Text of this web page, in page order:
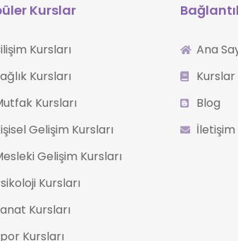
Kurslar
Kursları
Kursları
Kursları
Gelişim Kursları
Gelişim Kursları
Kursları
Kursları
Kursları
Ana
Kurslar
Blog
İletişim